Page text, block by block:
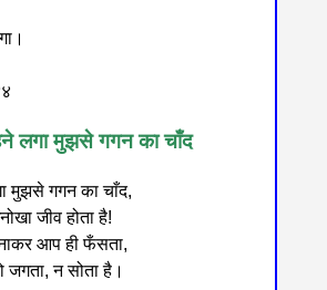
लगा मुझसे गगन का चाँद
मुझसे गगन का चाँद,
जीव होता है!
आप ही फँसता,
न सोता है।